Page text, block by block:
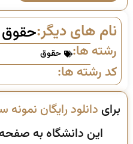
نام های دیگر:حقوق
رشته ها: حقوق
کد رشته ها:
برای دانلود رایگان نمونه
این دانشگاه به